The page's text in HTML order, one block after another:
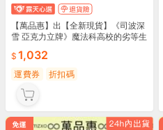
【萬品惠】出【全新現貨】《司波深
雪 亞克力立牌》魔法科高校的劣等生
1,032
運費券 折扣碼